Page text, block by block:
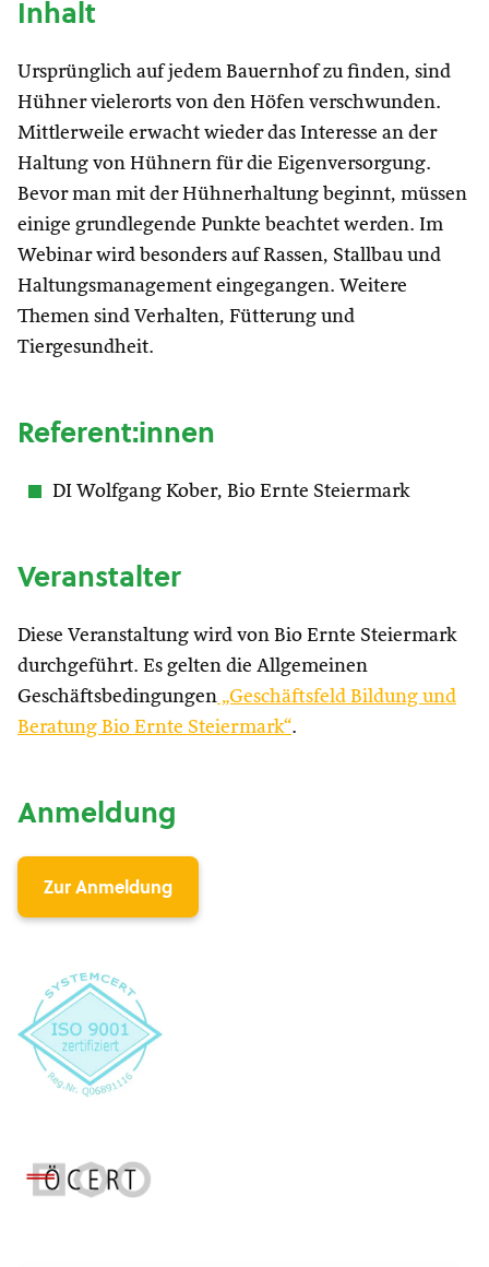
Inhalt
Ursprünglich auf jedem Bauernhof zu finden, sind
Hühner vielerorts von den Höfen verschwunden.
Mittlerweile erwacht wieder das Interesse an der
Haltung von Hühnern für die Eigenversorgung.
Bevor man mit der Hühnerhaltung beginnt, müssen
einige grundlegende Punkte beachtet werden. Im
Webinar wird besonders auf Rassen, Stallbau und
Haltungsmanagement eingegangen. Weitere
Themen sind Verhalten, Fütterung und
Tiergesundheit.
Referent:innen
DI Wolfgang Kober, Bio Ernte Steiermark
Veranstalter
Diese Veranstaltung wird von Bio Ernte Steiermark
durchgeführt. Es gelten die Allgemeinen
Geschäftsbedingungen „Geschäftsfeld Bildung und
Beratung Bio Ernte Steiermark“.
Anmeldung
Zur Anmeldung